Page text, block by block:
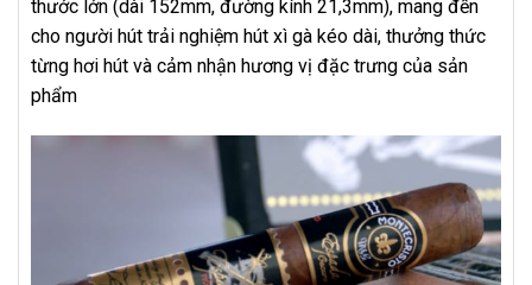
thước lớn (dài 152mm, đường kính 21,3mm), mang đến
cho người hút trải nghiệm hút xì gà kéo dài, thưởng thức
từng hơi hút và cảm nhận hương vị đặc trưng của sản
phẩm